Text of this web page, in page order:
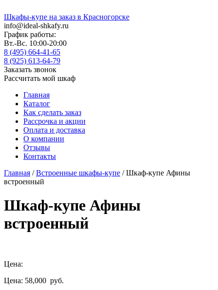
Шкафы-купе на заказ в Красногорске
info@ideal-shkafy.ru
График работы:
Вт.-Вс. 10:00-20:00
8 (495) 664-41-65
8 (925) 613-64-79
Заказать звонок
Рассчитать мой шкаф
Главная
Каталог
Как сделать заказ
Рассрочка и акции
Оплата и доставка
О компании
Отзывы
Контакты
Главная /Встроенные шкафы-купе / Шкаф-купе Афины
встроенный
Шкаф-купе Афины
встроенный
Цена:
Цена: 58,000 руб.